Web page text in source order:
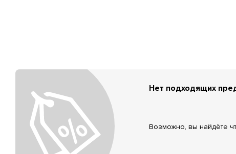
Нет подходящих
Возможно, вы найдёте